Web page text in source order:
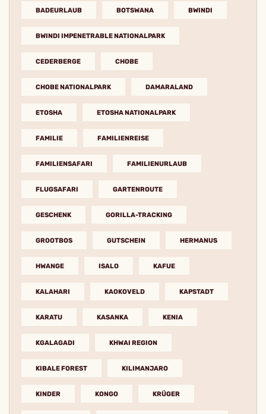
BADEURLAUB BOTSWANA BWINDI
BWINDI IMPENETRABLE NATIONALPARK
CEDERBERGE CHOBE
CHOBE NATIONALPARK DAMARALAND
ETOSHA ETOSHA NATIONALPARK
FAMILIE FAMILIENREISE
FAMILIENSAFARI FAMILIENURLAUB
FLUGSAFARI GARTENROUTE
GESCHENK GORILLA-TRACKING
GROOTBOS GUTSCHEIN HERMANUS
HWANGE ISALO KAFUE
KALAHARI KAOKOVELD KAPSTADT
KARATU KASANKA KENIA
KGALAGADI KHWAI REGION
KIBALE FOREST KILIMANJARO
KINDER KONGO KRÜGER